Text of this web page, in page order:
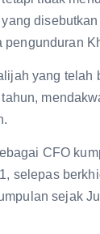
pengunduran
yang telah
CFO
selepas
sejak